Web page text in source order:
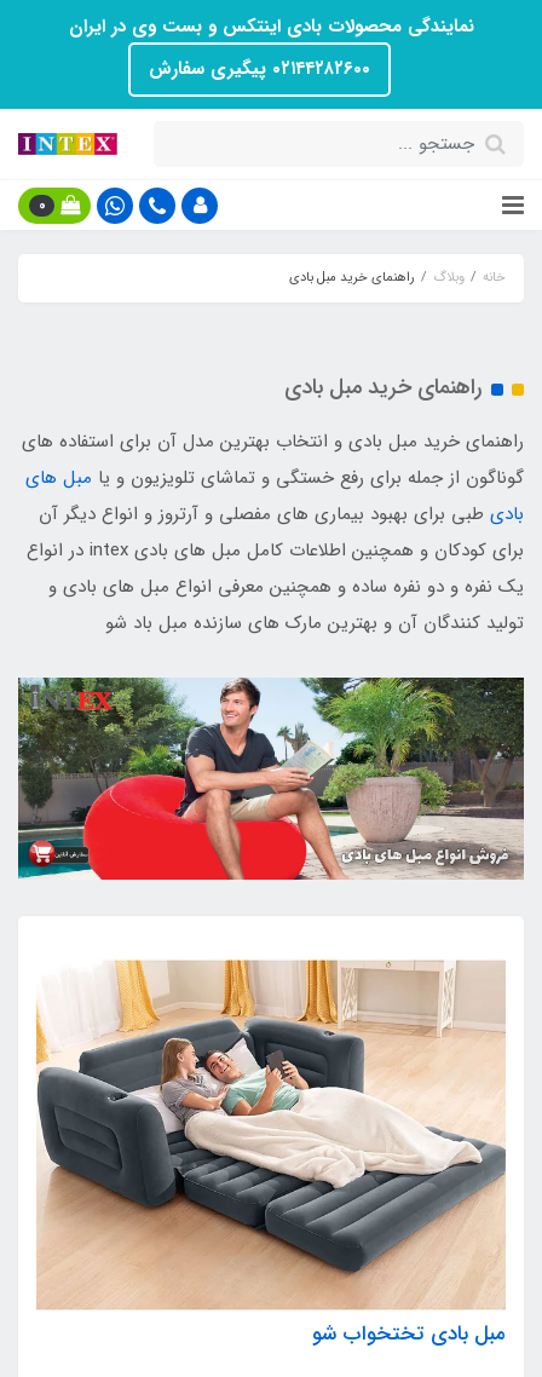
نمایندگی محصولات بادی اینتکس و بست وی در ایران
۰۲۱۴۴۲۸۲۶۰۰ پیگیری سفارش
0
خانه وبلاگ راهنمای خرید مبل بادی
راهنمای خرید مبل بادی
راهنمای خرید مبل بادی و انتخاب بهترین مدل آن برای استفاده های
گوناگون از جمله برای رفع خستگی و تماشای تلویزیون و یا مبل های
بادی طبی برای بهبود بیماری های مفصلی و آرتروز و انواع دیگر آن
برای کودکان و همچنین اطلاعات کامل مبل های بادی intex در انواع
یک نفره و دو نفره ساده و همچنین معرفی انواع مبل های بادی و
تولید کنندگان آن و بهترین مارک های سازنده مبل باد شو
مبل بادی تختخواب شو